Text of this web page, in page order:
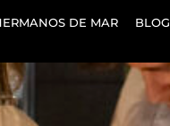
DE MAR BLOG